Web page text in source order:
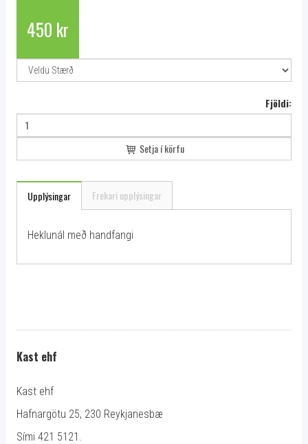
450 kr
Fjöldi:
Setja í körfu
Upplýsingar Frekari upplýsingar
Heklunál með handfangi
Kast ehf
Kast ehf
Hafnargötu 25, 230 Reykjanesbæ
Sími 421 5121.